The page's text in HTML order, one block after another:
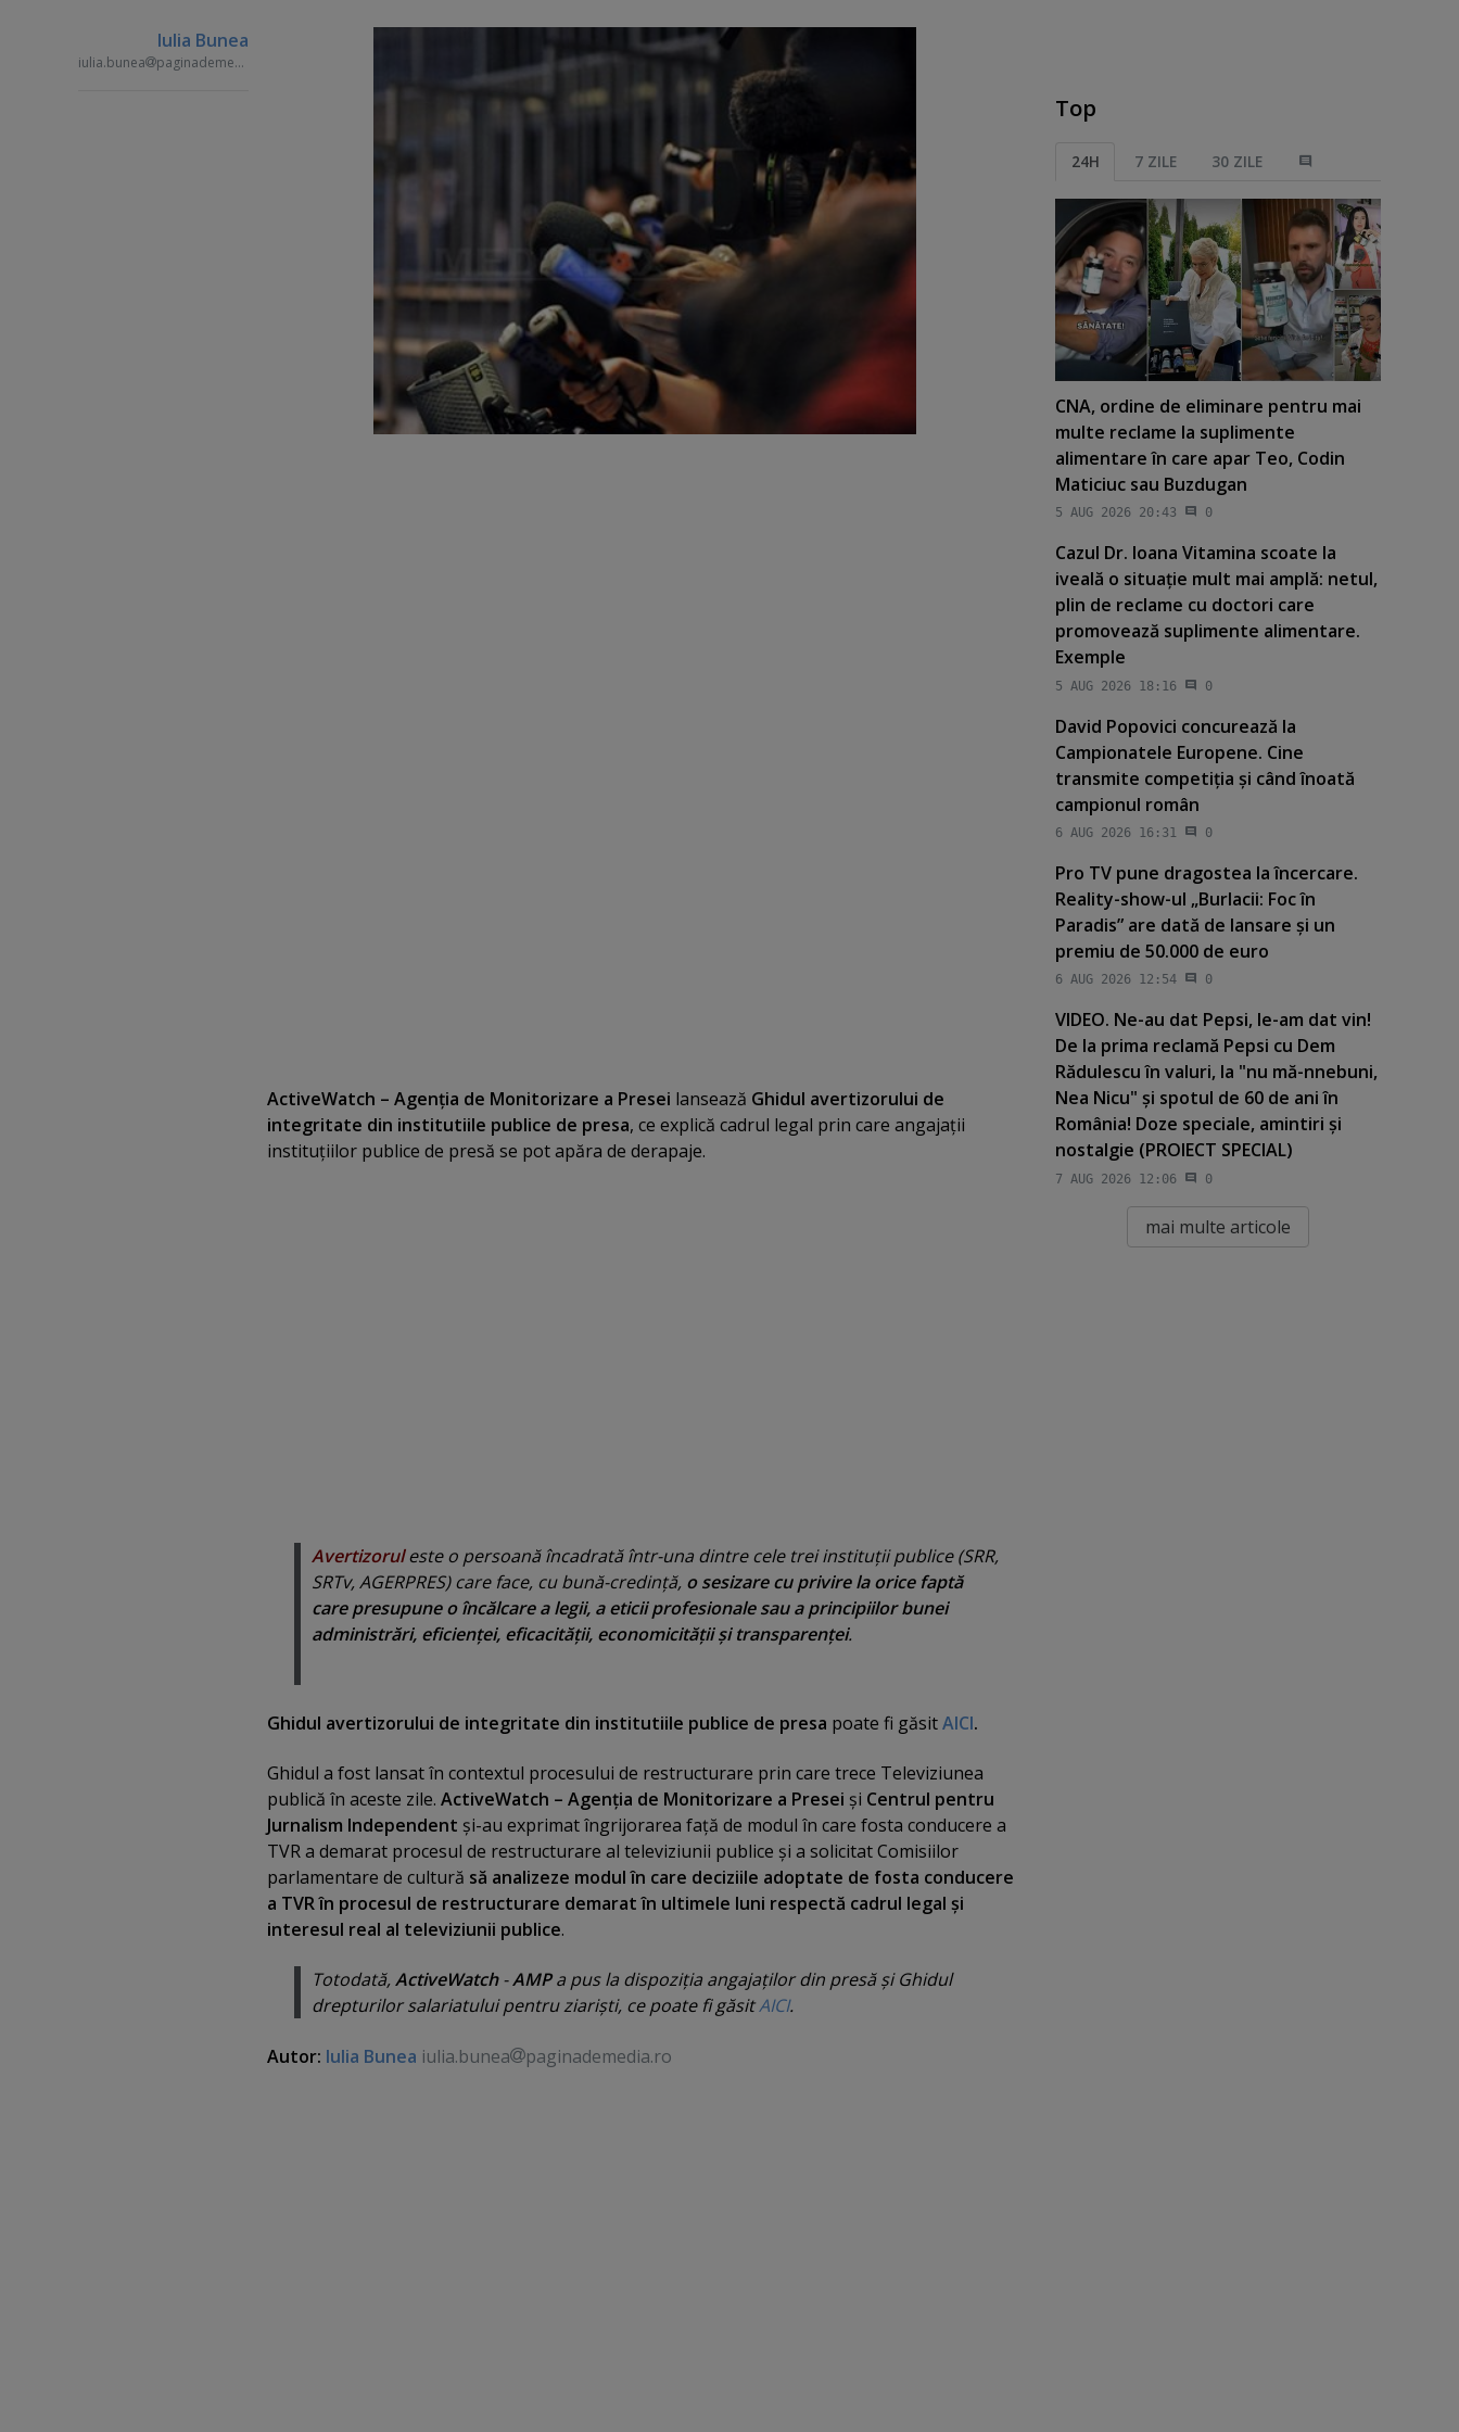
Iulia Bunea
iulia.bunea paginademedia.ro
ActiveWatch – Agenţia de Monitorizare a Presei lansează Ghidul avertizorului de
integritate din institutiile publice de presa, ce explică cadrul legal prin care angajaţii
instituţiilor publice de presă se pot apăra de derapaje.
Avertizoruleste o persoană încadrată într-una dintre cele trei instituţii publice (SRR,
SRTv, AGERPRES) care face, cu bună-credinţă, o sesizare cu privire la orice faptă
care presupune o încălcare a legii, a eticii profesionale sau a principiilor bunei
administrări, eficienţei, eficacităţii, economicităţii şi transparenţei.
Ghidul avertizorului de integritate din institutiile publice de presa poate fi găsitAICI.
Ghidul a fost lansat în contextul procesului de restructurare prin care trece Televiziunea
publică în aceste zile. ActiveWatch – Agenţia de Monitorizare a Presei şi Centrul pentru
Jurnalism Independent şi-au exprimat îngrijorarea faţă de modul în care fosta conducere a
TVR a demarat procesul de restructurare al televiziunii publice şi a solicitat Comisiilor
parlamentare de cultură să analizeze modul în care deciziile adoptate de fosta conducere
a TVR în procesul de restructurare demarat în ultimele luni respectă cadrul legal şi
interesul real al televiziunii publice.
Totodată,ActiveWatch-AMPa pus la dispoziţia angajaţilor din presă şi Ghidul
drepturilor salariatului pentru ziarişti, ce poate fi găsitAICI.
Autor: Iulia Bunea iulia.bunea paginademedia.ro
Top
24H 7 ZILE 30 ZILE
CNA, ordine de eliminare pentru mai
multe reclame la suplimente
alimentare în care apar Teo, Codin
Maticiuc sau Buzdugan
5 AUG 2026 20:43 0
Cazul Dr. Ioana Vitamina scoate la
iveală o situaţie mult mai amplă: netul,
plin de reclame cu doctori care
promovează suplimente alimentare.
Exemple
5 AUG 2026 18:16 0
David Popovici concurează la
Campionatele Europene. Cine
transmite competiţia şi când înoată
campionul român
6 AUG 2026 16:31 0
Pro TV pune dragostea la încercare.
Reality-show-ul „Burlacii: Foc în
Paradis” are dată de lansare şi un
premiu de 50.000 de euro
6 AUG 2026 12:54 0
VIDEO. Ne-au dat Pepsi, le-am dat vin!
De la prima reclamă Pepsi cu Dem
Rădulescu în valuri, la "nu mă-nnebuni,
Nea Nicu" şi spotul de 60 de ani în
România! Doze speciale, amintiri şi
nostalgie (PROIECT SPECIAL)
7 AUG 2026 12:06 0
mai multe articole